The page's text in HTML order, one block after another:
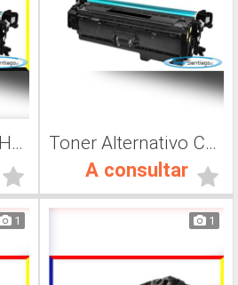
Toner Alternativo Hp CF 401A, Impresora Láser Toner Alternativo CF400A, Impresora Láser
A consultar
1 1